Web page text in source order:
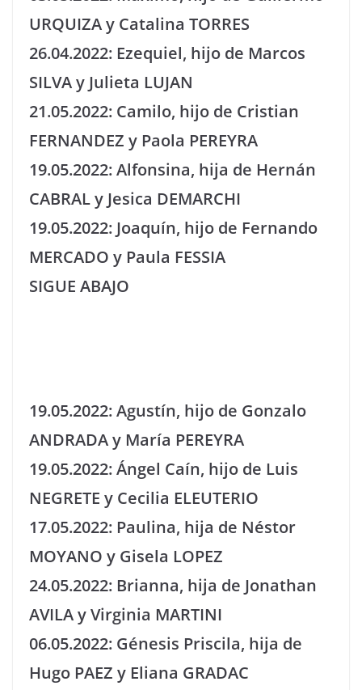
URQUIZA y Catalina TORRES
26.04.2022: Ezequiel, hijo de Marcos
SILVA y Julieta LUJAN
21.05.2022: Camilo, hijo de Cristian
FERNANDEZ y Paola PEREYRA
19.05.2022: Alfonsina, hija de Hernán
CABRAL y Jesica DEMARCHI
19.05.2022: Joaquín, hijo de Fernando
MERCADO y Paula FESSIA
SIGUE ABAJO
19.05.2022: Agustín, hijo de Gonzalo
ANDRADA y María PEREYRA
19.05.2022: Ángel Caín, hijo de Luis
NEGRETE y Cecilia ELEUTERIO
17.05.2022: Paulina, hija de Néstor
MOYANO y Gisela LOPEZ
24.05.2022: Brianna, hija de Jonathan
AVILA y Virginia MARTINI
06.05.2022: Génesis Priscila, hija de
Hugo PAEZ y Eliana GRADAC